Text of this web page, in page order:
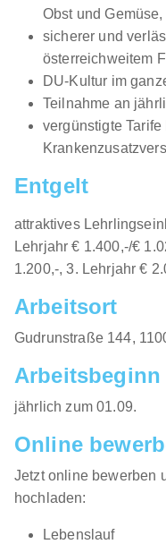
Obst und
sicherer und
österreichweitem
DU-Kultur im
Teilnahme an
vergünstigte Tarife
Entgelt
attraktives
Lehrjahr € 1.400,-/€
1.200,-, 3. Lehrjahr €
Arbeitsort
​Gudrunstraße 144,
Arbeitsbeginn
jährlich zum 01.09.​
Online
Jetzt online bewerben
hochladen:
Lebenslauf